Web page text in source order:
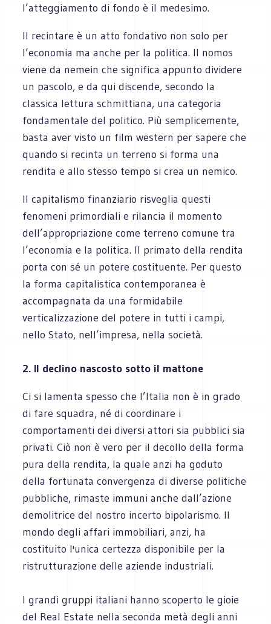
l’atteggiamento di fondo è il medesimo.
Il recintare è un atto fondativo non solo per
l’economia ma anche per la politica. Il nomos
viene da nemein che significa appunto dividere
un pascolo, e da qui discende, secondo la
classica lettura schmittiana, una categoria
fondamentale del politico. Più semplicemente,
basta aver visto un film western per sapere che
quando si recinta un terreno si forma una
rendita e allo stesso tempo si crea un nemico.
Il capitalismo finanziario risveglia questi
fenomeni primordiali e rilancia il momento
dell’appropriazione come terreno comune tra
l’economia e la politica. Il primato della rendita
porta con sé un potere costituente. Per questo
la forma capitalistica contemporanea è
accompagnata da una formidabile
verticalizzazione del potere in tutti i campi,
nello Stato, nell’impresa, nella società.
2. Il declino nascosto sotto il mattone
Ci si lamenta spesso che l’Italia non è in grado
di fare squadra, né di coordinare i
comportamenti dei diversi attori sia pubblici sia
privati. Ciò non è vero per il decollo della forma
pura della rendita, la quale anzi ha goduto
della fortunata convergenza di diverse politiche
pubbliche, rimaste immuni anche dall’azione
demolitrice del nostro incerto bipolarismo. Il
mondo degli affari immobiliari, anzi, ha
costituito l'unica certezza disponibile per la
ristrutturazione delle aziende industriali.
I grandi gruppi italiani hanno scoperto le gioie
del Real Estate nella seconda metà degli anni